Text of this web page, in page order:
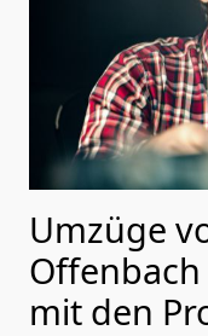
Umzüge
mit den